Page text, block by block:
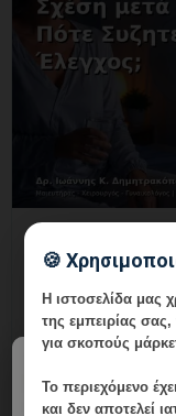
Συζητείται
7 Αυγούστου, 2026
HPV και Νέα
παρακολούθησης
🍪
Η ιστοσελίδα μας
της εμπειρίας
για σκοπούς
Το περιεχόμενο
και δεν αποτελεί